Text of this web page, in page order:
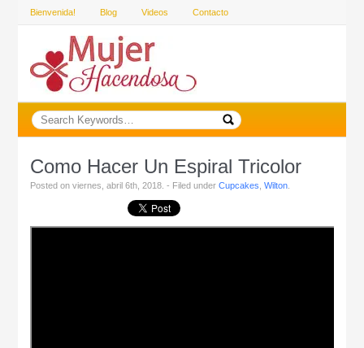
Bienvenida! Blog Videos Contacto
Como Hacer Un Espiral Tricolor
Posted on viernes, abril 6th, 2018. - Filed underCupcakes ,Wilton